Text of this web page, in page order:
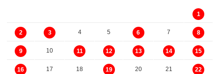
1
2 3 4 5 6 7 8
9 10 11 12 13 14 15
16 17 18 19 20 21 22